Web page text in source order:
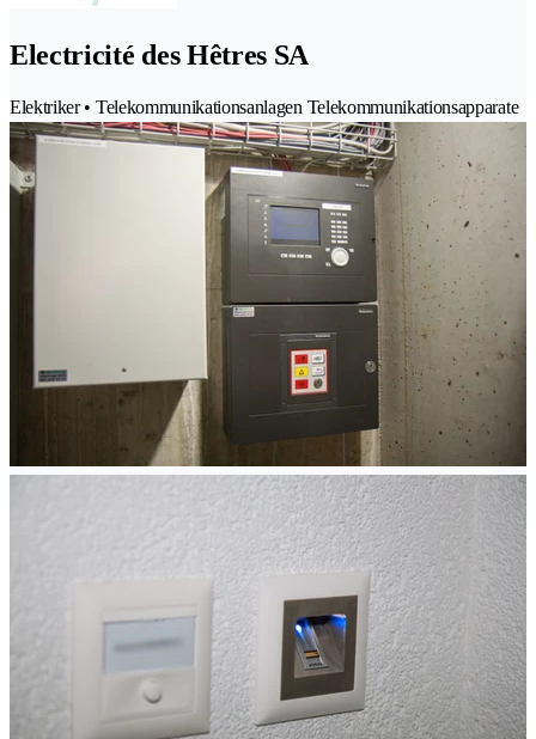
Electricité des Hêtres SA
Elektriker • Telekommunikationsanlagen Telekommunikationsapparate